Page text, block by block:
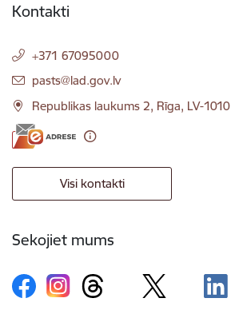
Kontakti
+371 67095000
E-pasts:
pasts@lad.gov.lv
Republikas laukums 2, Rīga, LV-1010
Visi kontakti
Sekojiet mums